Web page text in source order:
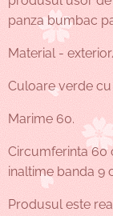
panza bumbac
Material -
Culoare verde
Marime 60.
Circumferinta 60
inaltime banda 9
Produsul este